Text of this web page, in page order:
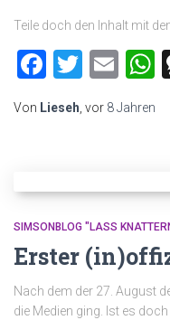
Teile doch den Inhalt mit
Facebook
Twitter
Von Lieseh , vor 8 Jahren
SIMSONBLOG "LASS
Erster
Nach dem der 27. August
die Medien ging. Ist es